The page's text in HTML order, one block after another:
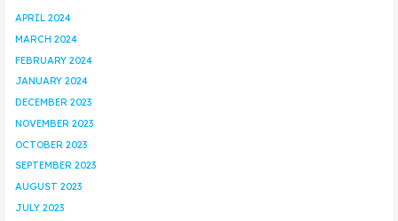
APRIL 2024
MARCH 2024
FEBRUARY 2024
JANUARY 2024
DECEMBER 2023
NOVEMBER 2023
OCTOBER 2023
SEPTEMBER 2023
AUGUST 2023
JULY 2023